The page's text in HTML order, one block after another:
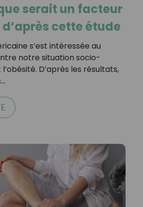
serait un facteur
d’après cette étude
s’est intéressée au
notre situation socio-
D’après les résultats,